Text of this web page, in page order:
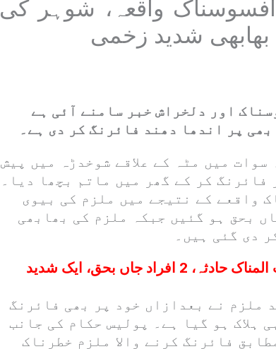
واقعہ، شوہر کی
شدید زخمی
اور دلخراش خبر سامنے آئی ہے
پر اندھا دھند فائرنگ کر دی ہے۔
سوات میں مٹہ کے علاقے شوخدڑہ میں پیش
کر کے گھر میں ماتم بچھا دیا۔
واقعے کے نتیجے میں ملزم کی بیوی
بحق ہو گئیں جبکہ ملزم کی بھابھی
دی گئی ہیں۔
ہٹیاں بالا:سائیں باغ کے قریب المناک حادثہ، 2 افراد جاں بحق، ایک شدید
ملزم نے بعدازاں خود پر بھی فائرنگ
ہلاک ہو گیا ہے۔ پولیس حکام کی جانب
فائرنگ کرنے والا ملزم خطرناک